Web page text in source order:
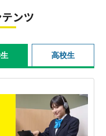
ンツ
高校生